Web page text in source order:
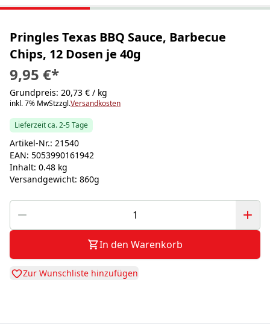
Pringles Texas BBQ Sauce, Barbecue
Chips, 12 Dosen je 40g
9,95 €*
Grundpreis: 20,73 € / kg
inkl. 7% MwStzzgl.Versandkosten
Lieferzeit ca. 2-5 Tage
Artikel-Nr.: 21540
EAN: 5053990161942
Inhalt: 0.48 kg
Versandgewicht: 860g
In den Warenkorb
Zur Wunschliste hinzufügen